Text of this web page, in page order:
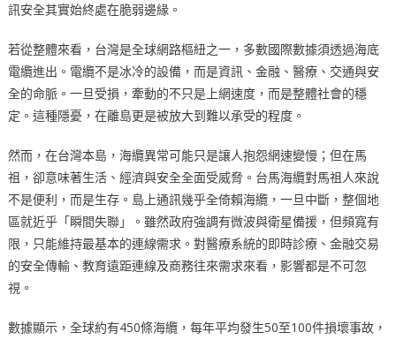
訊安全其實始終處在脆弱邊緣。
若從整體來看，台灣是全球網路樞紐之一，多數國際數據須透過海底
電纜進出。電纜不是冰冷的設備，而是資訊、金融、醫療、交通與安
全的命脈。一旦受損，牽動的不只是上網速度，而是整體社會的穩
定。這種隱憂，在離島更是被放大到難以承受的程度。
然而，在台灣本島，海纜異常可能只是讓人抱怨網速變慢；但在馬
祖，卻意味著生活、經濟與安全全面受威脅。台馬海纜對馬祖人來說
不是便利，而是生存。島上通訊幾乎全倚賴海纜，一旦中斷，整個地
區就近乎「瞬間失聯」。雖然政府強調有微波與衛星備援，但頻寬有
限，只能維持最基本的連線需求。對醫療系統的即時診療、金融交易
的安全傳輸、教育遠距連線及商務往來需求來看，影響都是不可忽
視。
數據顯示，全球約有450條海纜，每年平均發生50至100件損壞事故，